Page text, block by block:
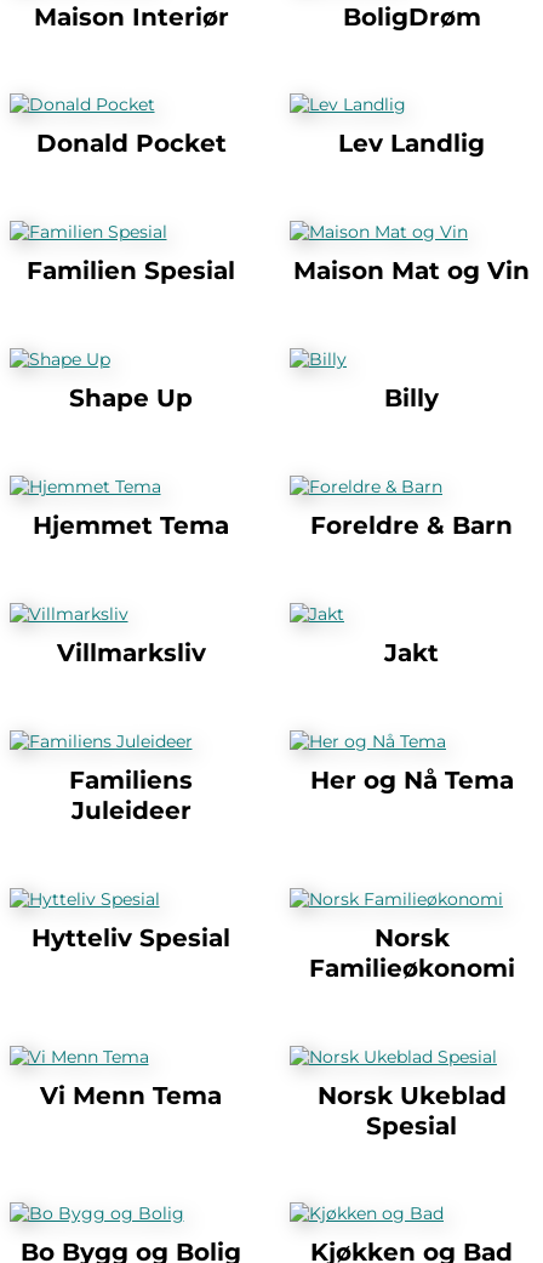
Maison Interiør BoligDrøm
Donald Pocket Lev Landlig
Familien Spesial Maison Mat og Vin
Shape Up Billy
Hjemmet Tema Foreldre & Barn
Villmarksliv Jakt
Familiens
Juleideer
Her og Nå Tema
Hytteliv Spesial
Norsk
Familieøkonomi
Vi Menn Tema
Norsk Ukeblad
Spesial
Bo Bygg og Bolig Kjøkken og Bad